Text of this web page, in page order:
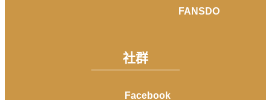
FANSDO
社群
Facebook